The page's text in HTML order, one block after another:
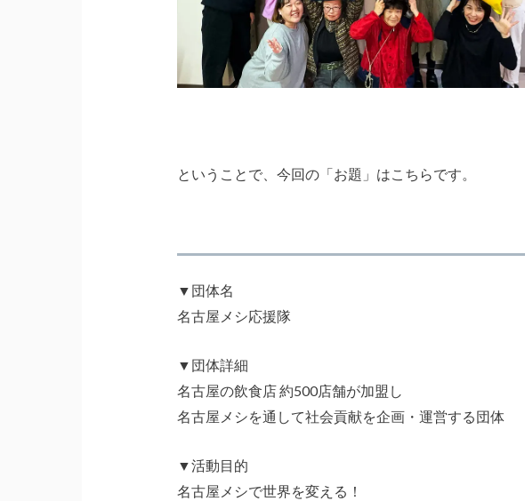
ということで、今回の「お題」はこちらです。
▼団体名
名古屋メシ応援隊
▼団体詳細
名古屋の飲食店 約500店舗が加盟し
名古屋メシを通して社会貢献を企画・運営する団体
▼活動目的
名古屋メシで世界を変える！